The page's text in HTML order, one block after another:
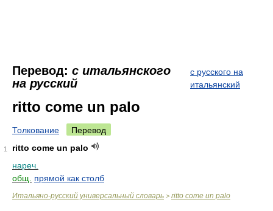
Перевод: с итальянского
на русский
с русского на
итальянский
ritto come un palo
Толкование Перевод
1
ritto come un palo
нареч.
общ.
прямой как столб
Итальяно-русский универсальный словарь > ritto come un palo